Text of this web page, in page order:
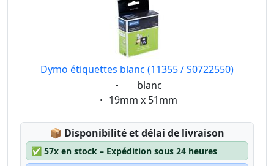
101mm x 54 mm
190mm x 59mm
Dymo étiquettes blanc (11355 / S0722550)
Eigenschaft:
blanc
Eigenschaft:
19mm x 51mm
📦 Lagerstatus:
Disponibilité et délai de livraison
✅ 57x en stock – Expédition sous 24 heures